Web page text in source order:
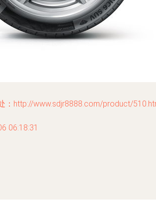
：http://www.sdjr8888.com/product/
06:18:31